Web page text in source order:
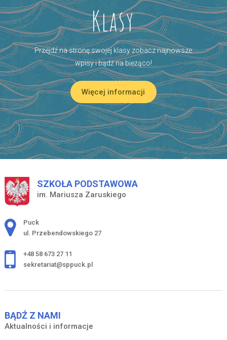
Klasy
Przejdź na stronę swojej klasy zobacz najnowsze
wpisy i bądź na bieżąco!
Więcej informacji
SZKOŁA PODSTAWOWA
im. Mariusza Zaruskiego
Adres pocztowy:
Puck
ul. Przebendowskiego 27
+48 58 673 27 11
sekretariat@sppuck.pl
BĄDŹ Z NAMI
Aktualności i informacje